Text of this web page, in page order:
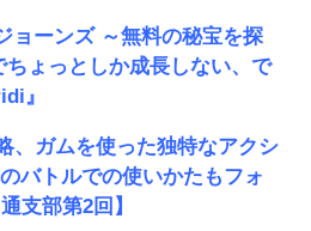
ョーンズ ～無料の秘宝を探
ょっとしか成長しない、で
』
、ガムを使った独特なアクシ
バトルでの使いかたもフォ
支部第2回】